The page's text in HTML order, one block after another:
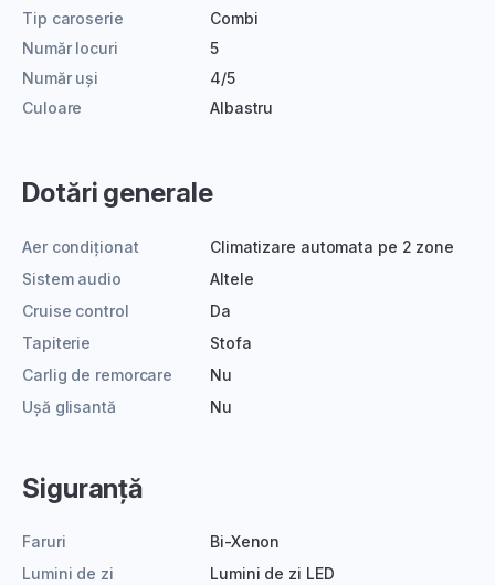
Tip caroserie
Combi
Număr locuri
5
Număr uși
4/5
Culoare
Albastru
Dotări generale
Aer condiționat
Climatizare automata pe 2 zone
Sistem audio
Altele
Cruise control
Da
Tapiterie
Stofa
Carlig de remorcare
Nu
Ușă glisantă
Nu
Siguranță
Faruri
Bi-Xenon
Lumini de zi
Lumini de zi LED